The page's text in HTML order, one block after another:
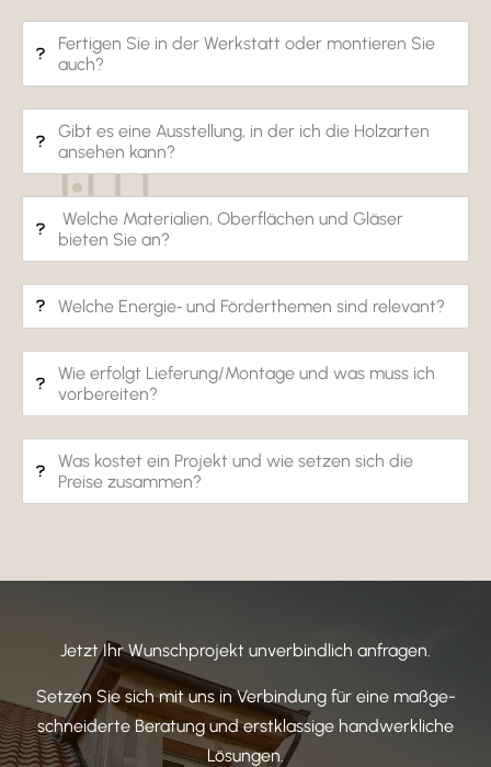
Fertigen Sie in der Werk­statt oder montieren Sie
auch?
Gibt es eine Ausstel­lung, in der ich die Holz­arten
ansehen kann?
Welche Materialien, Ober­flä­chen und Gläser
bieten Sie an?
Welche Energie‑ und Förder­themen sind rele­vant?
Wie erfolgt Lieferung/Montage und was muss ich
vorbe­reiten?
Was kostet ein Projekt und wie setzen sich die
Preise zusammen?
Jetzt Ihr Wunsch­pro­jekt unver­bind­lich anfragen.
Setzen Sie sich mit uns in Verbin­dung für eine maßge­
schnei­derte Bera­tung und erst­klas­sige hand­werk­liche
Lösungen.